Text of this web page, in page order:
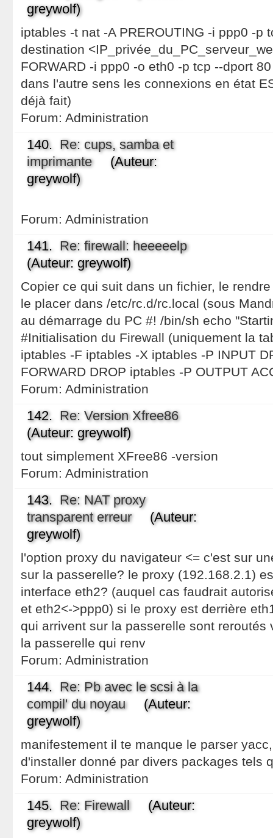
greywolf)
iptables -t nat -A PREROUTING -i ppp0 -p
destination
FORWARD -i ppp0 -o eth0 -p tcp --dport
dans l'autre sens les connexions en état
déjà fait)
Forum: Administration
140. Re: cups, samba et
imprimante(Auteur:
greywolf)
Forum: Administration
141. Re: firewall: heeeeelp
(Auteur: greywolf)
Copier ce qui suit dans un fichier, le
le placer dans /etc/rc.d/rc.local (sous
au démarrage du PC #! /bin/sh echo
#Initialisation du Firewall (uniquement la
iptables -F iptables -X iptables -P INPUT
FORWARD DROP iptables -P OUTPUT
Forum: Administration
142. Re: Version Xfree86
(Auteur: greywolf)
tout simplement XFree86 -version
Forum: Administration
143. Re: NAT proxy
transparent erreur(Auteur:
greywolf)
l'option proxy du navigateur <= c'est sur
sur la passerelle? le proxy (192.168.2.1)
interface eth2? (auquel cas faudrait
et eth2<->ppp0) si le proxy est derrière
qui arrivent sur la passerelle sont reroutés
la passerelle qui renv
Forum: Administration
144. Re: Pb avec le scsi à la
compil' du noyau(Auteur:
greywolf)
manifestement il te manque le parser
d'installer donné par divers packages tels
Forum: Administration
145. Re: Firewall(Auteur:
greywolf)